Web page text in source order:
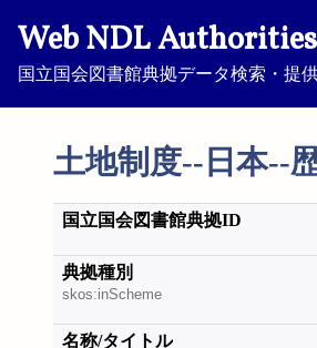
Web NDL Authorities
国立国会図書館典拠データ検索・提
土地制度--日本--
国立国会図書館典拠ID
典拠種別
skos:inScheme
名称/タイトル